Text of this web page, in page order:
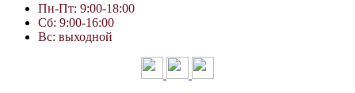
Пн-Пт: 9:00-18:00
Сб: 9:00-16:00
Вс: выходной